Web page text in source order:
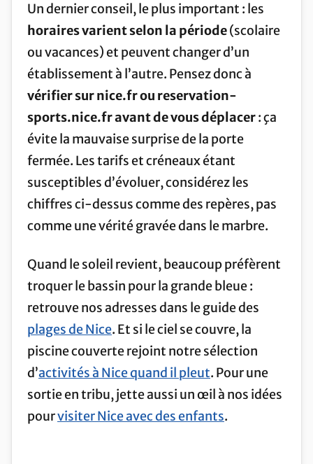
Un dernier conseil, le plus important : les
horaires varient selon la période(scolaire
ou vacances) et peuvent changer d’un
établissement à l’autre. Pensez donc à
vérifier sur nice.fr ou reservation-
sports.nice.fr avant de vous déplacer: ça
évite la mauvaise surprise de la porte
fermée. Les tarifs et créneaux étant
susceptibles d’évoluer, considérez les
chiffres ci-dessus comme des repères, pas
comme une vérité gravée dans le marbre.
Quand le soleil revient, beaucoup préfèrent
troquer le bassin pour la grande bleue :
retrouve nos adresses dans le guide des
plages de Nice. Et si le ciel se couvre, la
piscine couverte rejoint notre sélection
d’activités à Nice quand il pleut. Pour une
sortie en tribu, jette aussi un œil à nos idées
pourvisiter Nice avec des enfants.